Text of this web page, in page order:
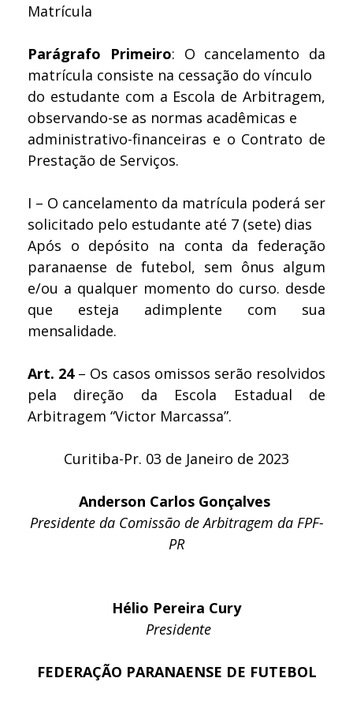
Matrícula
Parágrafo Primeiro: O cancelamento da
matrícula consiste na cessação do vínculo
do estudante com a Escola de Arbitragem,
observando-se as normas acadêmicas e
administrativo-financeiras e o Contrato de
Prestação de Serviços.
I – O cancelamento da matrícula poderá ser
solicitado pelo estudante até 7 (sete) dias
Após o depósito na conta da federação
paranaense de futebol, sem ônus algum
e/ou a qualquer momento do curso. desde
que esteja adimplente com sua
mensalidade.
Art. 24– Os casos omissos serão resolvidos
pela direção da Escola Estadual de
Arbitragem “Victor Marcassa”.
Curitiba-Pr. 03 de Janeiro de 2023
Anderson Carlos Gonçalves
Presidente da Comissão de Arbitragem da FPF-
PR
Hélio Pereira Cury
Presidente
FEDERAÇÃO PARANAENSE DE FUTEBOL